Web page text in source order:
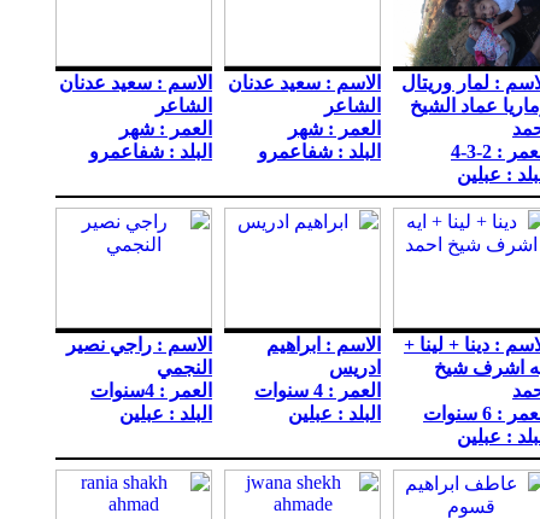
: لمار وريتال
عماد الشيخ
: 2-3-4
: عبلين
الاسم : سعيد عدنان
الشاعر
العمر : شهر
البلد : شفاعمرو
الاسم : سعيد عدنان
الشاعر
العمر : شهر
البلد : شفاعمرو
: دينا + لينا +
اشرف شيخ
: 6 سنوات
: عبلين
الاسم : ابراهيم
ادريس
العمر : 4 سنوات
البلد : عبلين
الاسم : راجي نصير
النجمي
العمر : 4سنوات
البلد : عبلين